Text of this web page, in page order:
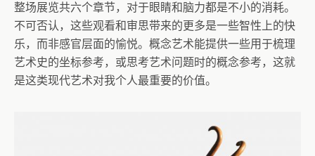
整场展览共六个章节，对于眼睛和脑力都是不小的消耗。
不可否认，这些观看和审思带来的更多是一些智性上的快
乐，而非感官层面的愉悦。概念艺术能提供一些用于梳理
艺术史的坐标参考，或思考艺术问题时的概念参考，这就
是这类现代艺术对我个人最重要的价值。